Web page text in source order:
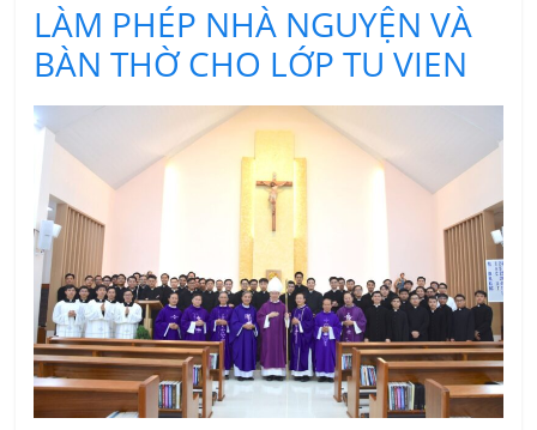
LÀM PHÉP NHÀ NGUYỆN VÀ
BÀN THỜ CHO LỚP TU VIEN